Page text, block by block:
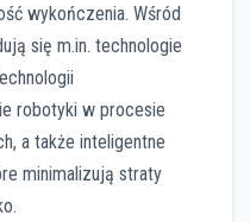
wykończenia. Wśród
się m.in. technologie
robotyki w procesie
a także inteligentne
minimalizują straty